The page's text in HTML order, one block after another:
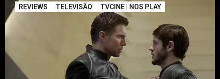
REVIEWS TELEVISÃO TVCINE | NOS PLAY